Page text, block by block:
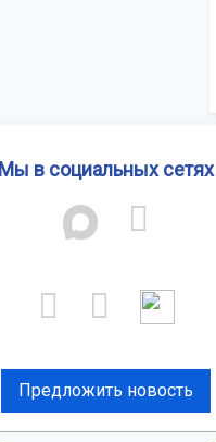
Мы в социальных сетях
Предложить новость